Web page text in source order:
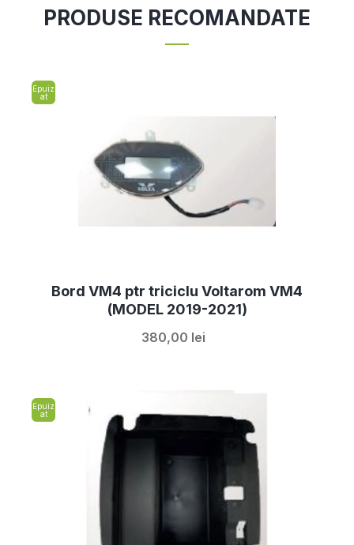
PRODUSE RECOMANDATE
Epuiz
at
Bord VM4 ptr triciclu Voltarom VM4
(MODEL 2019-2021)
380,00 lei
Epuiz
at